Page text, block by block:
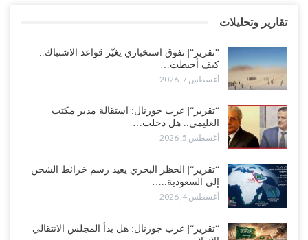
“تعز“| وسط إعادة رسم النفوذ السعودي.. الإصلاح يجدد اتهامه لطارق
بالتهريب وعينه على المحافظ..!
أغسطس 4, 2026
“شبوة“| مع تحشيدات عسكرية تنذر بجولة جديدة مع السعودية.. الإمارات
تعيد تحشيد قواتها في أهم سواحل اليمن على البحر…
أغسطس 4, 2026
أغسطس 4, 2026
“مقالات“| عِنْدَما يَغِيب الأَقربون.. وَتَضِيق بِلَاد الله الوَاسِعَة.. تَبْقَى صَنْعَاء
أغسطس 4, 2026
تقارير وتحليلات
“تقرير“| تفوق استخباري يغيّر قواعد الاشتباك..
كيف أحبطت…
أغسطس 7, 2026
“تقرير“| عرب جورنال: استقالة مدير مكتب
العليمي.. هل دخلت…
أغسطس 5, 2026
“تقرير“| الحظر البحري يعيد رسم خرائط الشحن
إلى السعودية..…
أغسطس 4, 2026
“تقرير“| عرب جورنال: هل بدأ المجلس الانتقالي